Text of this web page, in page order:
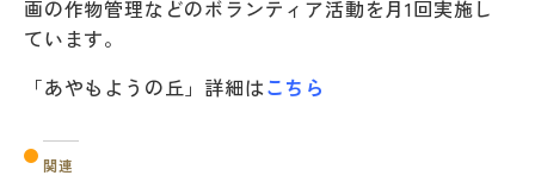
画の作物管理などのボランティア活動を月1回実施し
ています。
「あやもようの丘」詳細はこちら
関連